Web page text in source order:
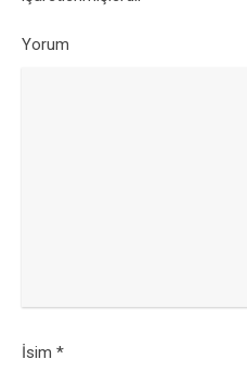
Yorum
İsim *